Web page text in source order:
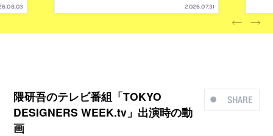
2026.07.31
SHARE
隈研吾のテレビ番組「TOKYO
DESIGNERS WEEK.tv」出演時の動
画